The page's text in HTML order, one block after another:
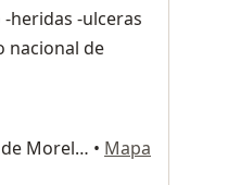
heridas -ulceras
nacional de
Av. Simon Bolivar 38, Ecatepec de Morelos • Mapa